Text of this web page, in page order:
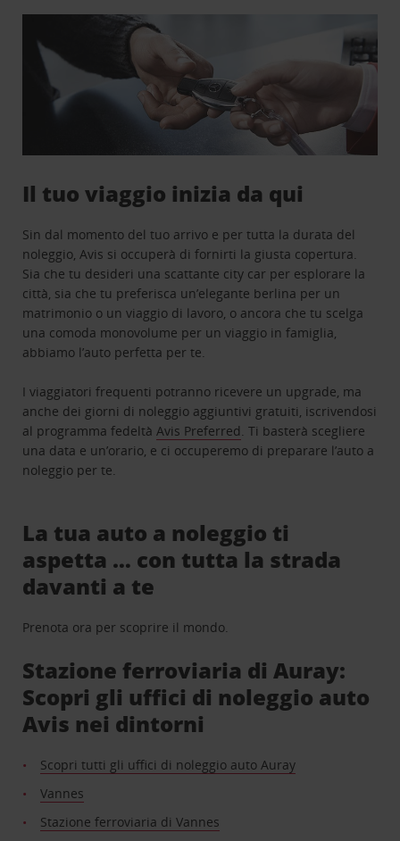
Il tuo viaggio inizia da qui
Sin dal momento del tuo arrivo e per tutta la durata del
noleggio, Avis si occuperà di fornirti la giusta copertura.
Sia che tu desideri una scattante city car per esplorare la
città, sia che tu preferisca un’elegante berlina per un
matrimonio o un viaggio di lavoro, o ancora che tu scelga
una comoda monovolume per un viaggio in famiglia,
abbiamo l’auto perfetta per te.
I viaggiatori frequenti potranno ricevere un upgrade, ma
anche dei giorni di noleggio aggiuntivi gratuiti, iscrivendosi
al programma fedeltàAvis Preferred. Ti basterà scegliere
una data e un’orario, e ci occuperemo di preparare l’auto a
noleggio per te.
La tua auto a noleggio ti
aspetta … con tutta la strada
davanti a te
Prenota ora per scoprire il mondo.
Stazione ferroviaria di Auray:
Scopri gli uffici di noleggio auto
Avis nei dintorni
Scopri tutti gli uffici di noleggio auto Auray
Vannes
Stazione ferroviaria di Vannes